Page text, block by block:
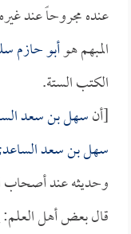
عنده مجروحاً عند
المبهم هوأبو حازم
الكتب الستة.
[أنسهل بن سعد
سهل بن سعد
وحديثه عند أصحاب
قال بعض أهل العلم: